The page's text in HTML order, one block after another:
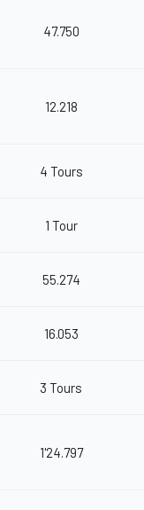
47.750
12.218
4 Tours
1 Tour
55.274
16.053
3 Tours
1'24.797